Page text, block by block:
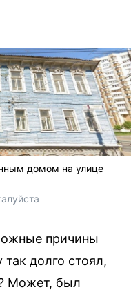
домом на улице
причины
долго стоял,
Может, был